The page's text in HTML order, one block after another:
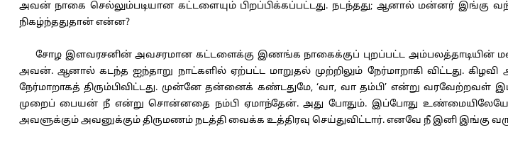
அவன் நாகை செல்லும்படியான கட்டளையும் பிறப்பிக்கப்பட்டது. நடந்தது; ஆனால் மன்னர் இங்கு
நிகழ்ந்ததுதான் என்ன?
சோழ இளவரசனின் அவசரமான கட்டளைக்கு இணங்க நாகைக்குப் புறப்பட்ட அம்பலத்தாடியின்
அவன். ஆனால் கடந்த ஐந்தாறு நாட்களில் ஏற்பட்ட மாறுதல் முற்றிலும் நேர்மாறாகி விட்டது.
நேர்மாறாகத் திரும்பிவிட்டது. முன்னே தன்னைக் கண்டதுமே, ‘வா, வா தம்பி’ என்று
முறைப் பையன் நீ என்று சொன்னதை நம்பி ஏமாந்தேன். அது போதும். இப்போது
அவளுக்கும் அவனுக்கும் திருமணம் நடத்தி வைக்க உத்திரவு செய்துவிட்டார். எனவே நீ இனி இங்கு